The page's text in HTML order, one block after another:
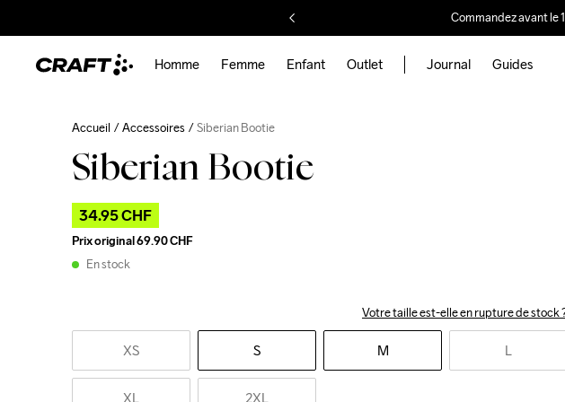
Commandez avant le
Homme Femme Enfant Outlet Journal Guides
Accueil Accessoires Siberian Bootie
Siberian Bootie
34.95 CHF
Prix original69.90 CHF
En stock
Votre taille est-elle en rupture de stock
XS S M L
XL 2XL